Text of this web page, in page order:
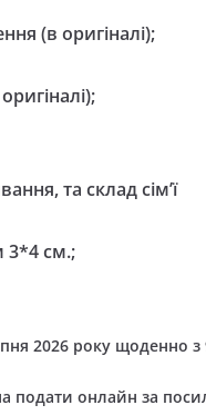
(в оригіналі);
та склад сім’ї
3*4 см.;
2026 року щоденно з
подати онлайн за